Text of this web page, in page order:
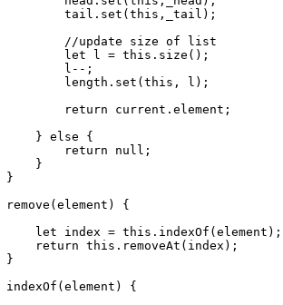
tail.
set ( this ,_tail);
//update size of list
let l = this . size ();
l--;
length.
set ( this , l);
return current. element ;
}
else {
return
null ;
}
}
remove ( element ) {
let index = this . indexOf (element);
return this . removeAt (index);
}
indexOf ( element ) {